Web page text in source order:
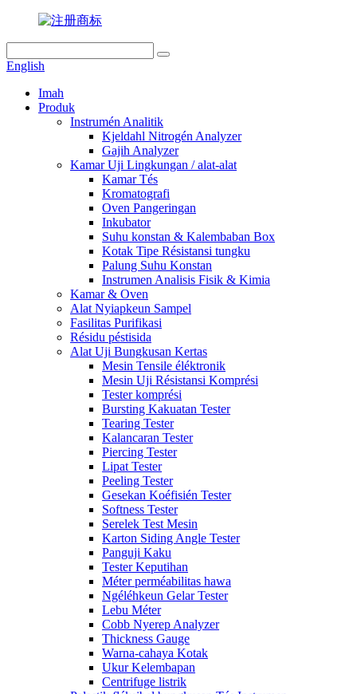
English
Imah
Produk
Instrumén Analitik
Kjeldahl Nitrogén Analyzer
Gajih Analyzer
Kamar Uji Lingkungan / alat-alat
Kamar Tés
Kromatografi
Oven Pangeringan
Inkubator
Suhu konstan & Kalembaban Box
Kotak Tipe Résistansi tungku
Palung Suhu Konstan
Instrumen Analisis Fisik & Kimia
Kamar & Oven
Alat Nyiapkeun Sampel
Fasilitas Purifikasi
Résidu péstisida
Alat Uji Bungkusan Kertas
Mesin Tensile éléktronik
Mesin Uji Résistansi Komprési
Tester komprési
Bursting Kakuatan Tester
Tearing Tester
Kalancaran Tester
Piercing Tester
Lipat Tester
Peeling Tester
Gesekan Koéfisién Tester
Softness Tester
Serelek Test Mesin
Karton Siding Angle Tester
Panguji Kaku
Tester Keputihan
Méter perméabilitas hawa
Ngéléhkeun Gelar Tester
Lebu Méter
Cobb Nyerep Analyzer
Thickness Gauge
Warna-cahaya Kotak
Ukur Kelembapan
Centrifuge listrik